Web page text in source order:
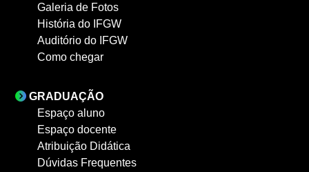
Galeria de Fotos
História do IFGW
Auditório do IFGW
Como chegar
GRADUAÇÃO
Espaço aluno
Espaço docente
Atribuição Didática
Dúvidas Frequentes